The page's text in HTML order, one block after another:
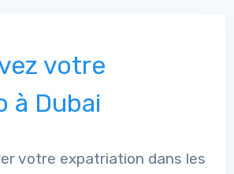
votre
à Dubai
votre expatriation dans les